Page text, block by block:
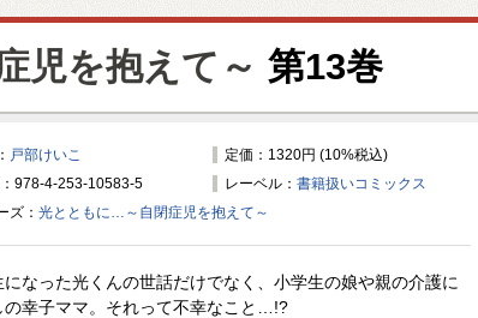
児を抱えて～ 第13巻
戸部けいこ
定価：1320円 (10%税込)
：978-4-253-10583-5
レーベル： 書籍扱いコミックス
ズ： 光とともに…～自閉症児を抱えて～
になった光くんの世話だけでなく、小学生の娘や親の介護に
の幸子ママ。それって不幸なこと…!?